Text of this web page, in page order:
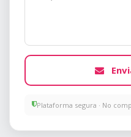
Plataforma segura · No